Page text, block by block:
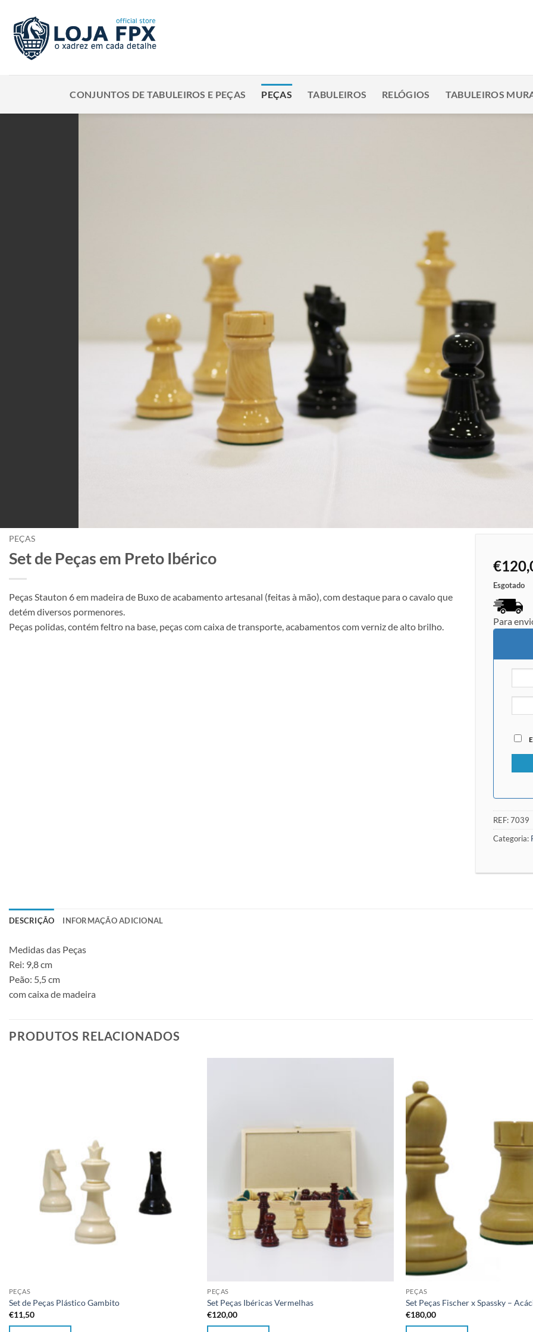
content
CONJUNTOS DE TABULEIROS E PEÇAS PEÇAS TABULEIROS RELÓGIOS TABULEIROS
PEÇAS
Set de Peças em Preto Ibérico
Peças Stauton 6 em madeira de Buxo de acabamento artesanal (feitas à mão), com destaque para o cavalo que
detém diversos pormenores.
Peças polidas, contém feltro na base, peças com caixa de transporte, acabamentos com verniz de alto brilho.
€
Esgotado
Para
REF:7039
Categoria:
DESCRIÇÃO INFORMAÇÃO ADICIONAL
Medidas das Peças
Rei: 9,8 cm
Peão: 5,5 cm
com caixa de madeira
PRODUTOS RELACIONADOS
PEÇAS
Set de Peças Plástico Gambito
€11,50
PEÇAS
Set Peças Ibéricas Vermelhas
€120,00
PEÇAS
Set Peças Fischer x Spassky –
€180,00